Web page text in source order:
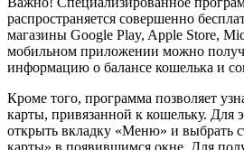
распространяется совершенно
магазины Google Play, Apple Store,
мобильном приложении можно
информацию о балансе кошелька и
Кроме того, программа позволяет
карты, привязанной к кошельку. Для
открыть вкладку «Меню» и выбрать